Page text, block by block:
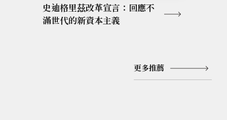
史迪格里茲改革宣言：回應不
滿世代的新資本主義
更多推薦